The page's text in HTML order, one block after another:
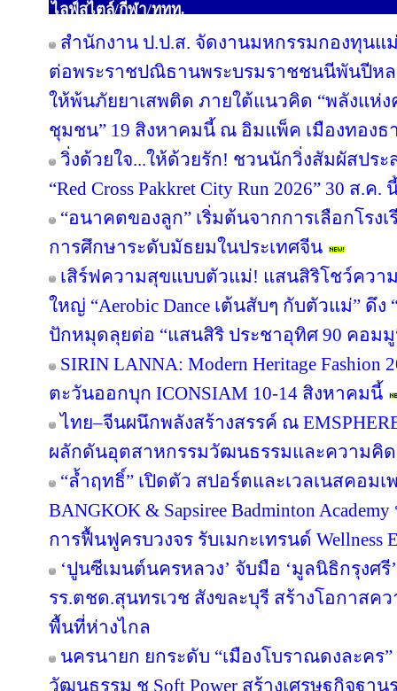
ไลฟ์สไตล์/กีฬา/ททท.
สำนักงาน ป.ป.ส. จัดงานมหกรรมกองทุนแ
ต่อพระราชปณิธานพระบรมราชชนนีพันปีห
ให้พ้นภัยยาเสพติด ภายใต้แนวคิด “พลังแห่
ชุมชน” 19 สิงหาคมนี้ ณ อิมแพ็ค เมืองทองธ
วิ่งด้วยใจ...ให้ด้วยรัก! ชวนนักวิ่งสัมผัสปร
“Red Cross Pakkret City Run 2026” 30 ส.ค.
“อนาคตของลูก” เริ่มต้นจากการเลือกโรง
การศึกษาระดับมัธยมในประเทศจีน
เสิร์ฟความสุขแบบตัวแม่! แสนสิริโชว์ความ
ใหญ่ “Aerobic Dance เต้นสับๆ กับตัวแม่” ดึ
ปักหมุดลุยต่อ “แสนสิริ ประชาอุทิศ 90 คอม
SIRIN LANNA: Modern Heritage
ตะวันออกบุก ICONSIAM 10-14 สิงหาคมนี้
ไทย–จีนผนึกพลังสร้างสรรค์ ณ
ผลักดันอุตสาหกรรมวัฒนธรรมและความคิด
“ล้ำฤทธิ์” เปิดตัว สปอร์ตและเวลเนสคอม
BANGKOK & Sapsiree Badminton
การฟื้นฟูครบวงจร รับเมกะเทรนด์ Wellness
‘ปูนซีเมนต์นครหลวง’ จับมือ ‘มูลนิธิกรุงศรี
รร.ตชด.สุนทรเวช สังขละบุรี สร้างโอกาสค
พื้นที่ห่างไกล
นครนายก ยกระดับ “เมืองโบราณดงละคร
วัฒนธรรม ชู Soft Power สร้างเศรษฐกิจฐา